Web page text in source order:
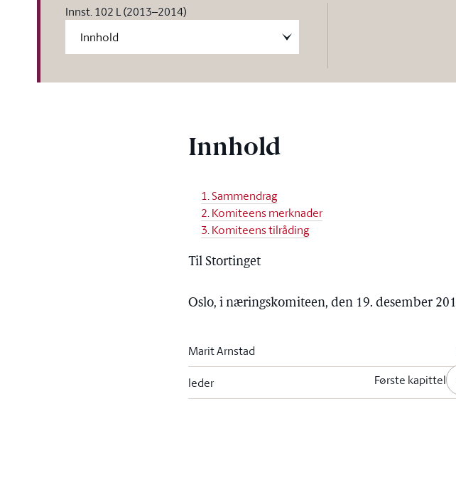
Innst. 102 L (2013–2014)
Innhold
1. Sammendrag
2. Komiteens merknader
3. Komiteens tilråding
Til Stortinget
Oslo, i næringskomiteen, den 19. desember
Marit Arnstad
leder Første kapittel